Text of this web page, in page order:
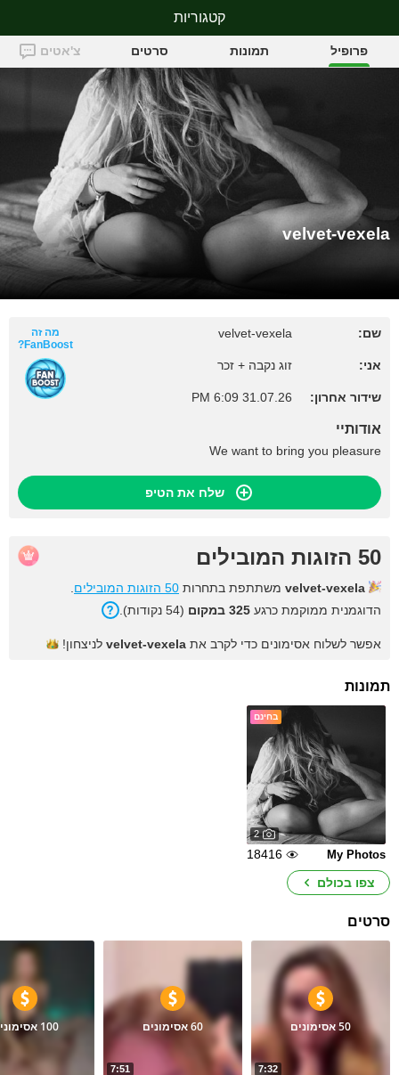
velvet-vexela
פרופיל תמונות סרטים צ'אטים
velvet-vexela
שם: velvet-vexela
אני: זוג נקבה + זכר
שידור אחרון: 31.07.26 6:09 PM
מה זה
FanBoost?
אודותיי
We want to bring you pleasure
שלח את הטיפ
50 הזוגות המובילים
velvet-vexela משתתפת בתחרות 50 הזוגות המובילים
הדוגמנית ממוקמת כרגע 325 במקום (54 נקודות).
אפשר לשלוח אסימונים כדי לקרב את velvet-vexela לניצחון!
תמונות
בחינם
2
My Photos
18416
צפו בכולם
סרטים
7:32
50 אסימונים
7:51
60 אסימונים 100 אסימונים
קטגוריות